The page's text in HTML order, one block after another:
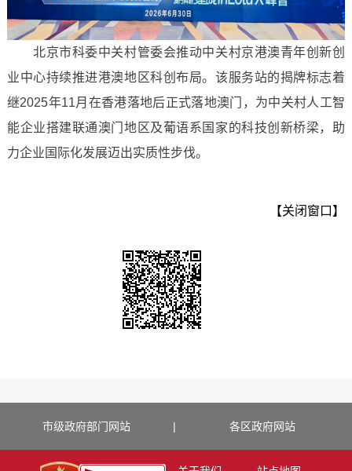
北京市科委中关村管委会推动中关村京港澳青年创新创
业中心持续推进港澳地区科创布局。该服务站的揭牌标志着
继2025年11月在香港落地后正式落地澳门，为中关村人工智
能企业搭建联通澳门地区及葡语系国家的科技创新桥梁，助
力企业国际化发展迈出实质性步伐。
【关闭窗口】
市级政府部门网站 | 各区政府网站